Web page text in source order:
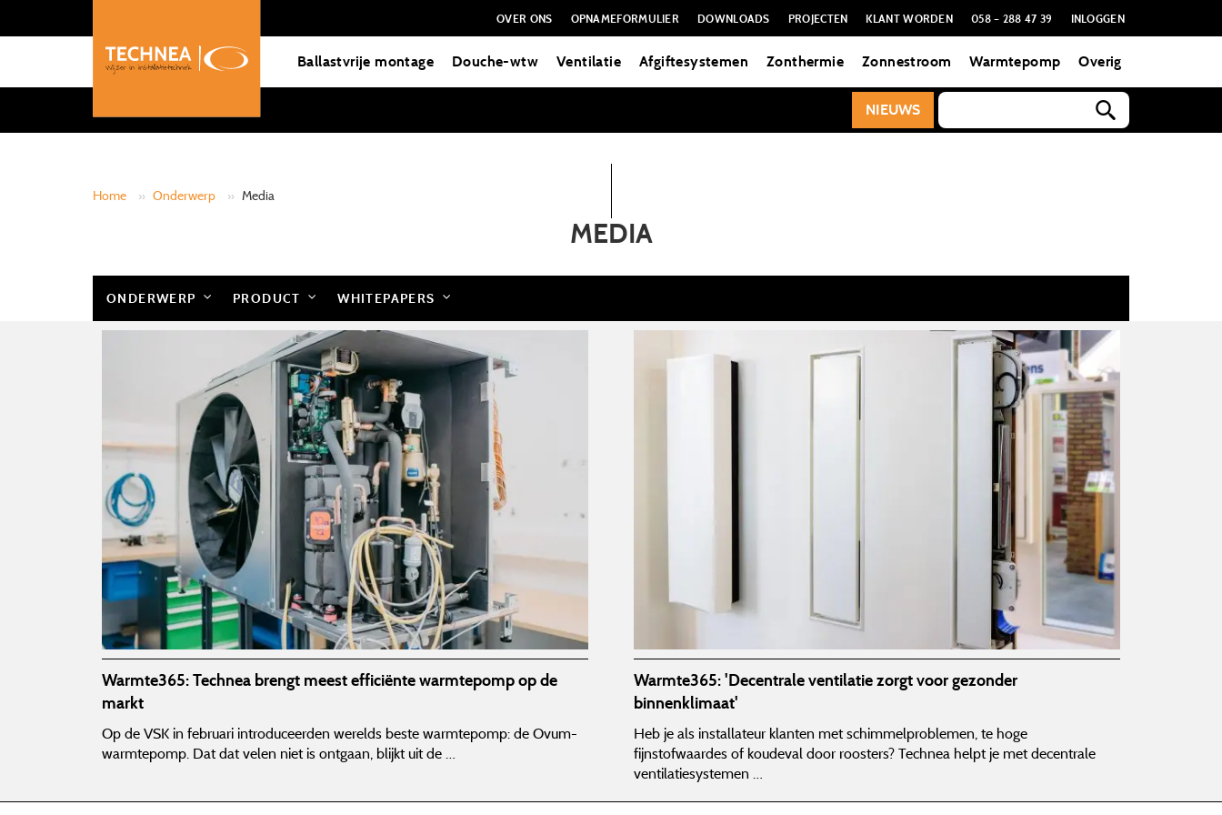
OVER ONS OPNAMEFORMULIER DOWNLOADS PROJECTEN KLANT WORDEN 058 – 288 47 39 INLOGGEN
Ballastvrije montage Douche-wtw Ventilatie Afgiftesystemen Zonthermie Zonnestroom Warmtepomp Overig
NIEUWS
Home » Onderwerp » Media
MEDIA
ONDERWERP PRODUCT WHITEPAPERS
Warmte365: Technea brengt meest efficiënte warmtepomp op de
markt
Op de VSK in februari introduceerden werelds beste warmtepomp: de Ovum-
warmtepomp. Dat dat velen niet is ontgaan, blijkt uit de …
Warmte365: 'Decentrale ventilatie zorgt voor gezonder
binnenklimaat'
Heb je als installateur klanten met schimmelproblemen, te hoge
fijnstofwaardes of koudeval door roosters? Technea helpt je met decentrale
ventilatiesystemen …